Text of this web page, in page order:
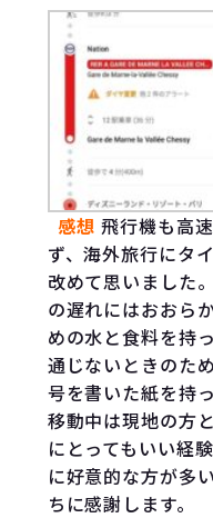
感想 飛行機も高
ず、海外旅行にタ
改めて思いました
の遅れにはおおら
めの水と食料を持
通じないときのた
号を書いた紙を持
移動中は現地の方
にとってもいい経
に好意的な方が多
ちに感謝します。